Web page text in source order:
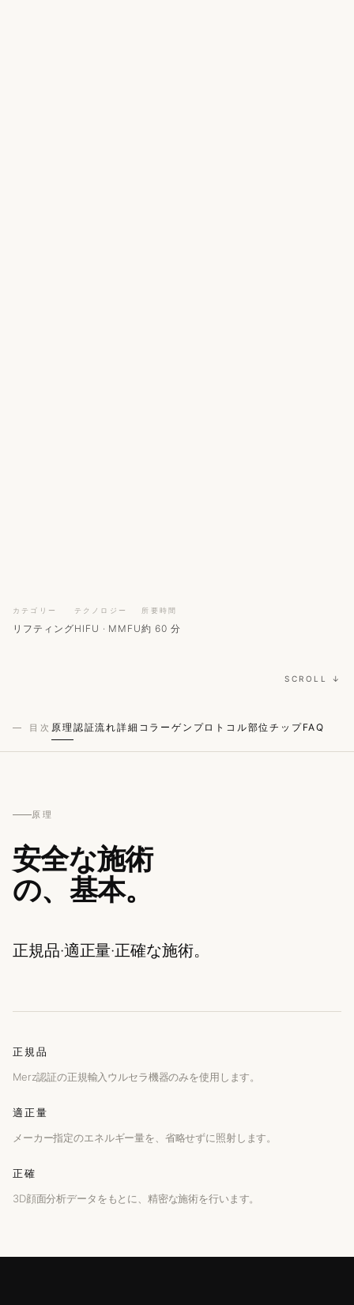
カテゴリー
リフティング
テクノロジー
HIFU · MMFU
所要時間
約 60 分
SCROLL ↓
— 目次 原理 認証流れ詳細 コラーゲン プロトコル部位チップFAQ
原理
安全な施術
の、基本。
正規品·適正量·正確な施術。
正規品
Merz認証の正規輸入ウルセラ機器のみを使用します。
適正量
メーカー指定のエネルギー量を、省略せずに照射します。
正確
3D顔面分析データをもとに、精密な施術を行います。